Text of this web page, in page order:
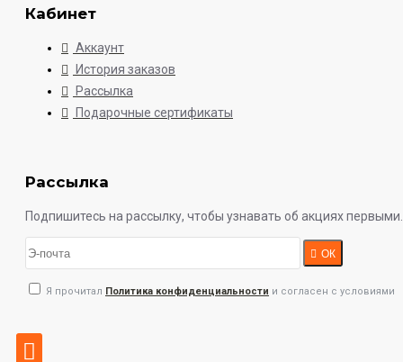
Кабинет
Аккаунт
История заказов
Рассылка
Подарочные сертификаты
Рассылка
Подпишитесь на рассылку, чтобы узнавать об акциях первыми.
ОК
Я прочитал Политика конфиденциальности и согласен с условиями